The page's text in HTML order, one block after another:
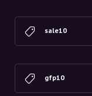
sale10
gfp10